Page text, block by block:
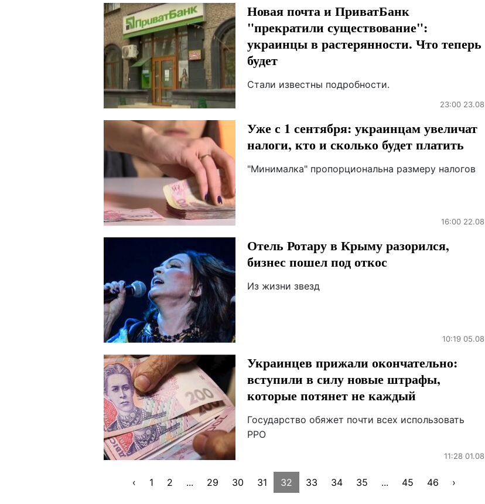
Новая почта и ПриватБанк
"прекратили существование":
украинцы в растерянности. Что теперь
будет
Стали известны подробности.
23:00 23.08
Уже с 1 сентября: украинцам увеличат
налоги, кто и сколько будет платить
"Минималка" пропорциональна размеру налогов
16:00 22.08
Отель Ротару в Крыму разорился,
бизнес пошел под откос
Из жизни звезд
10:19 05.08
Украинцев прижали окончательно:
вступили в силу новые штрафы,
которые потянет не каждый
Государство обяжет почти всех использовать
РРО
11:28 01.08
‹ 1 2 ... 29 30 31 32 33 34 35 ... 45 46 ›